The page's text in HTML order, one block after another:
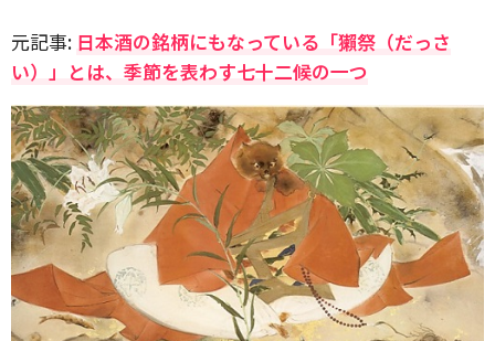
元記事: 日本酒の銘柄にもなっている「獺祭（だっさ
い）」とは、季節を表わす七十二候の一つ